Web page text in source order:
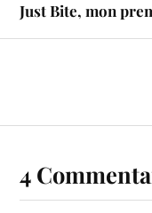
Just Bite, mon
4